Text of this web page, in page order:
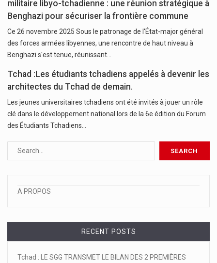
militaire libyo-tchadienne : une réunion stratégique à
Benghazi pour sécuriser la frontière commune
Ce 26 novembre 2025 Sous le patronage de l'État-major général
des forces armées libyennes, une rencontre de haut niveau à
Benghazi s'est tenue, réunissant…
Tchad :Les étudiants tchadiens appelés à devenir les
architectes du Tchad de demain.
Les jeunes universitaires tchadiens ont été invités à jouer un rôle
clé dans le développement national lors de la 6e édition du Forum
des Étudiants Tchadiens…
A PROPOS
RECENT POSTS
Tchad : LE SGG TRANSMET LE BILAN DES 2 PREMIÈRES